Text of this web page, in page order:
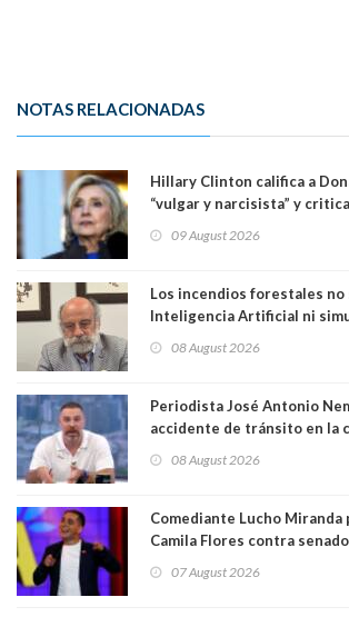
NOTAS RELACIONADAS
Hillary Clinton califica a
“vulgar y narcisista” y
casa. Y la está destruyendo”
09 August 2026
Los incendios forestales no
Inteligencia Artificial ni
Magister en Asentamientos
08 August 2026
Periodista José Antonio
accidente de tránsito en la
08 August 2026
Comediante Lucho Miranda
Camila Flores contra
forma de quitar dignidad"
07 August 2026